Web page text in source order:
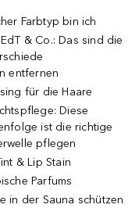
Farbtyp bin ich
EdT & Co.: Das sind die
entfernen
für die Haare
Diese
ist die richtige
pflegen
& Lip Stain
Parfums
in der Sauna schützen